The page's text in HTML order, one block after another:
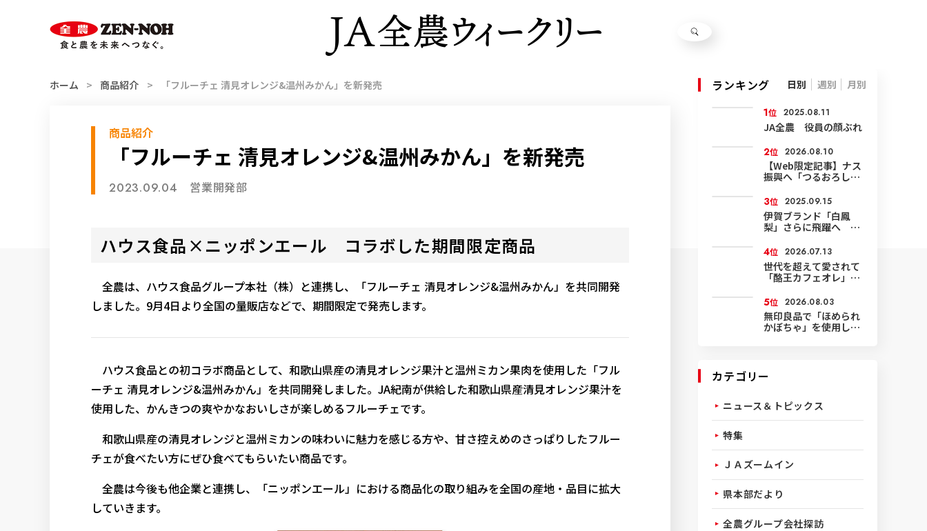
スマホ用
ハンバーガー
メニュー
ホーム 商品紹介 「フルーチェ 清見オレンジ&温州みかん」を新発売
商品紹介
「フルーチェ 清見オレンジ&温州みかん」を新発売
2023.09.04 営業開発部
ハウス食品×ニッポンエール コラボした期間限定商品
全農は、ハウス食品グループ本社（株）と連携し、「フルーチェ 清見オレンジ&温州みかん」を共同開発
しました。9月4日より全国の量販店などで、期間限定で発売します。
ハウス食品との初コラボ商品として、和歌山県産の清見オレンジ果汁と温州ミカン果肉を使用した「フル
ーチェ 清見オレンジ&温州みかん」を共同開発しました。JA紀南が供給した和歌山県産清見オレンジ果汁を
使用した、かんきつの爽やかなおいしさが楽しめるフルーチェです。
和歌山県産の清見オレンジと温州ミカンの味わいに魅力を感じる方や、甘さ控えめのさっぱりしたフルー
チェが食べたい方にぜひ食べてもらいたい商品です。
全農は今後も他企業と連携し、「ニッポンエール」における商品化の取り組みを全国の産地・品目に拡大
していきます。
ランキング 日別 週別 月別
1位 2025.08.11
JA全農 役員の顔ぶれ
2位 2026.08.10
【Web限定記事】ナス
振興へ「つるおろし」
3位 2025.09.15
伊賀ブランド「白鳳
梨」さらに飛躍へ 環
積も輸出も拡大
4位 2026.07.13
世代を超えて愛されて
「酪王カフェオレ」50
5位 2026.08.03
無印良品で「ほめられ
かぼちゃ」を使用した
カテゴリー
ニュース＆トピックス
特集
ＪＡズームイン
県本部だより
全農グループ会社探訪